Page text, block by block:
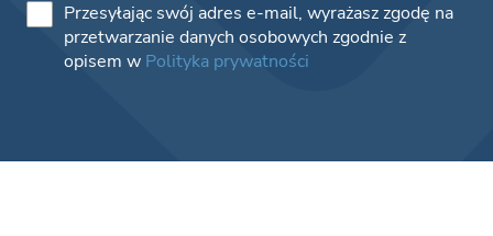
Przesyłając swój adres e-mail, wyrażasz zgodę na
przetwarzanie danych osobowych zgodnie z
opisem w Polityka prywatności